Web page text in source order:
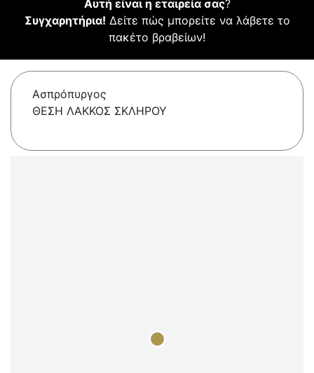
Αυτή είναι η εταιρεία σας?
Συγχαρητήρια! Δείτε πώς μπορείτε να λάβετε το
πακέτο βραβείων!
Ασπρόπυργος
ΘΕΣΗ ΛΑΚΚΟΣ ΣΚΛΗΡΟΥ